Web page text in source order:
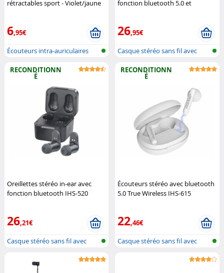
rétractables sport - Violet/jaune
6,95€
Écouteurs intra-auriculaires
fonction bluetooth 5.0 et
26,95€
Casque stéréo sans fil avec
RECONDITIONN
É
Oreillettes stéréo in-ear avec
fonction bluetooth IHS-520
26,21€
Casque stéréo sans fil avec
RECONDITIONN
É
Écouteurs stéréo avec bluetooth
5.0 True Wireless IHS-615
22,46€
Casque stéréo sans fil avec